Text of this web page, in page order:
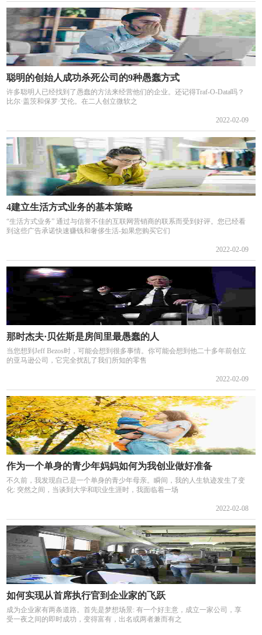
聪明的创始人成功杀死公司的9种愚蠢方式
许多聪明人已经找到了愚蠢的方法来经营他们的企业。还记得Traf-O-Data吗？
比尔·盖茨和保罗·艾伦。在二人创立微软之
2022-02-09
4建立生活方式业务的基本策略
“生活方式业务” 通过与信誉不佳的互联网营销商的联系而受到好评。您已经看
到这些广告承诺快速赚钱和奢侈生活-如果您购买它们
2022-02-09
那时杰夫·贝佐斯是房间里最愚蠢的人
当您想到Jeff Bezos时，可能会想到很多事情。你可能会想到他二十多年前创立
的亚马逊公司，它完全扰乱了我们所知的零售
2022-02-09
作为一个单身的青少年妈妈如何为我创业做好准备
不久前，我发现自己是一个单身的青少年母亲。瞬间，我的人生轨迹发生了变
化: 突然之间，当谈到大学和职业生涯时，我面临着一场
2022-02-08
如何实现从首席执行官到企业家的飞跃
成为企业家有两条道路。首先是梦想场景: 有一个好主意，成立一家公司，享
受一夜之间的即时成功，变得富有，出名或两者兼而有之